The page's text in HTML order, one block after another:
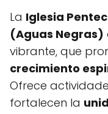
La Iglesia
(Aguas Negras)
vibrante, que
crecimiento
Ofrece
fortalecen la